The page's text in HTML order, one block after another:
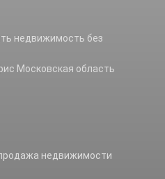
недвижимость без
Московская область